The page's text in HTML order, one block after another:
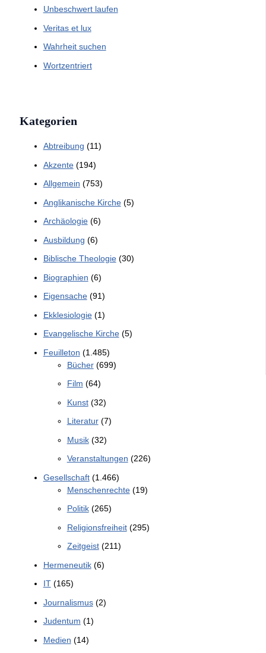
Unbeschwert laufen
Veritas et lux
Wahrheit suchen
Wortzentriert
Kategorien
Abtreibung (11)
Akzente(194)
Allgemein (753)
Anglikanische Kirche(5)
Archäologie(6)
Ausbildung (6)
Biblische Theologie(30)
Biographien (6)
Eigensache(91)
Ekklesiologie(1)
Evangelische Kirche(5)
Feuilleton (1.485)
Bücher(699)
Film (64)
Kunst(32)
Literatur(7)
Musik(32)
Veranstaltungen (226)
Gesellschaft(1.466)
Menschenrechte(19)
Politik(265)
Religionsfreiheit(295)
Zeitgeist(211)
Hermeneutik(6)
IT(165)
Journalismus(2)
Judentum (1)
Medien (14)